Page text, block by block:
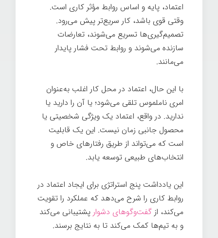
اعتماد، پایه و اساس روابط مؤثر کاری است.
وقتی قوی باشد، کار سریع‌تر پیش می‌رود.
تصمیم‌گیری‌ها تسریع می‌شوند، تعارضات
سازنده می‌شوند و روابط تحت فشار پایدار
می‌مانند.
با این حال، اعتماد در محل کار اغلب به‌عنوان
امری ناملموس تلقی می‌شود؛ یا آن را دارید یا
ندارید. در واقع، اعتماد یک ویژگی شخصیتی یا
محصول جانبی زمان نیست. این یک قابلیت
است که می‌تواند از طریق رفتارهای خاص و
انتخاب‌های طبیعی توسعه یابد.
این یادداشت پنج استراتژی برای ایجاد اعتماد در
روابط کاری را شرح می‌دهد که عملکرد را تقویت
می‌کند، از گفت‌وگوهای دشوار پشتیبانی می‌کند
و به تیم‌ها کمک می‌کند تا به نتایج برسند.